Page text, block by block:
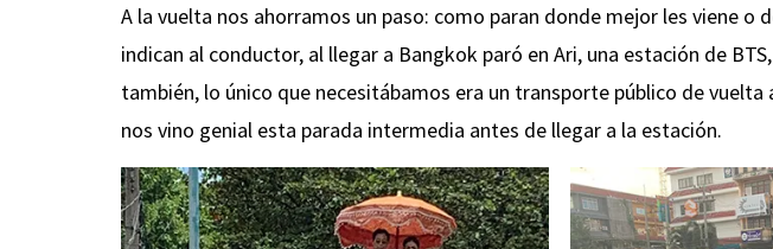
A la vuelta nos ahorramos un paso: como paran donde mejor les viene o
indican al conductor, al llegar a Bangkok paró en Ari, una estación de
también, lo único que necesitábamos era un transporte público de vuelta
nos vino genial esta parada intermedia antes de llegar a la estación.